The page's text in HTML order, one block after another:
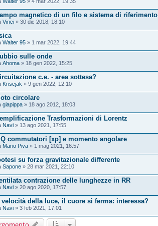
magnetico di un filo e sistema di riferimento
Vinci » 30 dic 2018, 18:10
Walter 95 » 1 mar 2022, 19:44
sulle onde
Ahoma » 18 gen 2022, 15:25
c.e. - area sottesa?
Kriscjak » 9 gen 2022, 12:10
circolare
giapippa » 18 ago 2012, 18:03
Trasformazioni di Lorentz
Navi » 13 ago 2021, 17:55
commutatori [xp] e momento angolare
Mario Piva » 1 mag 2021, 16:57
su forza gravitazionale differente
Sapone » 28 mar 2021, 22:10
contrazione delle lunghezze in RR
Navi » 20 ago 2020, 17:57
velocità della luce, il cuore si ferma: interessa?
Navi » 3 feb 2021, 17:01